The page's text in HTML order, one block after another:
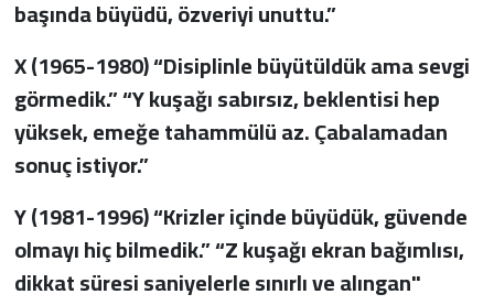
başında büyüdü, özveriyi unuttu.”
X (1965-1980) “Disiplinle büyütüldük ama sevgi
görmedik.” “Y kuşağı sabırsız, beklentisi hep
yüksek, emeğe tahammülü az. Çabalamadan
sonuç istiyor.”
Y (1981-1996) “Krizler içinde büyüdük, güvende
olmayı hiç bilmedik.” “Z kuşağı ekran bağımlısı,
dikkat süresi saniyelerle sınırlı ve alıngan"